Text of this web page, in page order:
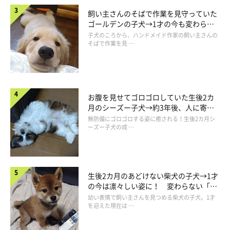
飼い主さんのそばで作業を見守っていた
ゴールデンの子犬→1才の今も変わらな
い“見守り隊”の姿にほっこり
子犬のころから、ハンドメイド作家の飼い主さんの
そばで作業を見 …
お腹を見せてゴロゴロしていた生後2カ
月のシーズー子犬→約3年後、人に寄り
添う優しいコに成長した姿にほっこり
無防備にゴロゴロする姿に癒される！生後2カ月シ
ーズー子犬の成 …
生後2カ月のあどけない柴犬の子犬→1才
の今は凛々しい姿に！ 変わらない「く
りくりおめめ」にもほっこり
幼い表情で飼い主さんを見つめる柴犬の子犬。1才
を迎えた現在は …